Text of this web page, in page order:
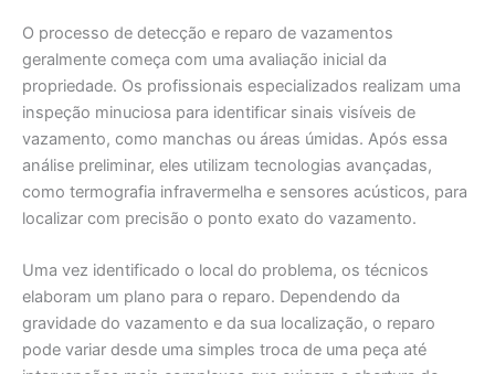
O processo de detecção e reparo de vazamentos
geralmente começa com uma avaliação inicial da
propriedade. Os profissionais especializados realizam uma
inspeção minuciosa para identificar sinais visíveis de
vazamento, como manchas ou áreas úmidas. Após essa
análise preliminar, eles utilizam tecnologias avançadas,
como termografia infravermelha e sensores acústicos, para
localizar com precisão o ponto exato do vazamento.
Uma vez identificado o local do problema, os técnicos
elaboram um plano para o reparo. Dependendo da
gravidade do vazamento e da sua localização, o reparo
pode variar desde uma simples troca de uma peça até